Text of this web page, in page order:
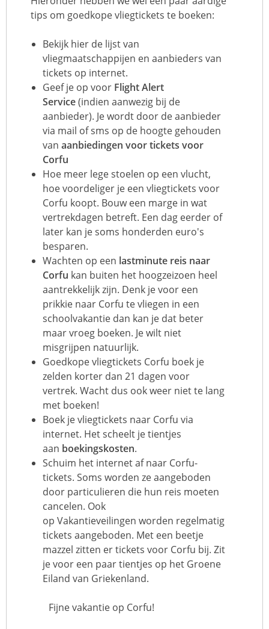
tips om goedkope vliegtickets te boeken:
Bekijk hier de lijst van
vliegmaatschappijen en aanbieders van
tickets op internet.
Geef je op voor Flight Alert
Service(indien aanwezig bij de
aanbieder). Je wordt door de aanbieder
via mail of sms op de hoogte gehouden
van aanbiedingen voor tickets voor
Corfu
Hoe meer lege stoelen op een vlucht,
hoe voordeliger je een vliegtickets voor
Corfu koopt. Bouw een marge in wat
vertrekdagen betreft. Een dag eerder of
later kan je soms honderden euro's
besparen.
Wachten op een lastminute reis naar
Corfu kan buiten het hoogzeizoen heel
aantrekkelijk zijn. Denk je voor een
prikkie naar Corfu te vliegen in een
schoolvakantie dan kan je dat beter
maar vroeg boeken. Je wilt niet
misgrijpen natuurlijk.
Goedkope vliegtickets Corfu boek je
zelden korter dan 21 dagen voor
vertrek. Wacht dus ook weer niet te lang
met boeken!
Boek je vliegtickets naar Corfu via
internet. Het scheelt je tientjes
aan boekingskosten.
Schuim het internet af naar Corfu-
tickets. Soms worden ze aangeboden
door particulieren die hun reis moeten
cancelen. Ook
op Vakantieveilingen worden regelmatig
tickets aangeboden. Met een beetje
mazzel zitten er tickets voor Corfu bij. Zit
je voor een paar tientjes op het Groene
Eiland van Griekenland.
Fijne vakantie op Corfu!